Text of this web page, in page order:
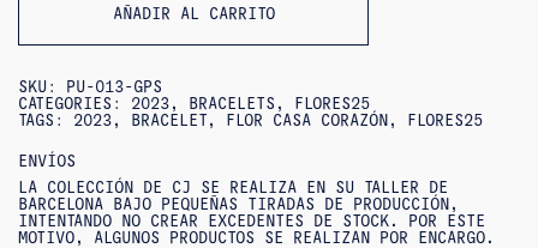
AÑADIR AL CARRITO
SKU: PU-013-GPS
CATEGORIES: 2023 , BRACELETS , FLORES25
TAGS: 2023 , BRACELET , FLOR CASA CORAZÓN , FLORES25
ENVÍOS
LA COLECCIÓN DE CJ SE REALIZA EN SU TALLER DE
BARCELONA BAJO PEQUEÑAS TIRADAS DE PRODUCCIÓN,
INTENTANDO NO CREAR EXCEDENTES DE STOCK. POR ESTE
MOTIVO, ALGUNOS PRODUCTOS SE REALIZAN POR ENCARGO.